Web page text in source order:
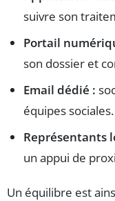
suivre son
Portail
son dossier et
Email dédié :
équipes sociales.
Représentants
un appui de
Un équilibre est